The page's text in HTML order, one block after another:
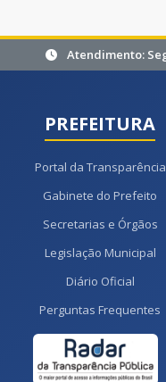
Atendimento:
PREFEITURA
Portal da Transparência
Gabinete do Prefeito
Secretarias e Órgãos
Legislação Municipal
Diário Oficial
Perguntas Frequentes